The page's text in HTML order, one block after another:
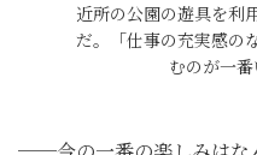
近所の公園の遊具を利
だ。「仕事の充実感の
むのが一番